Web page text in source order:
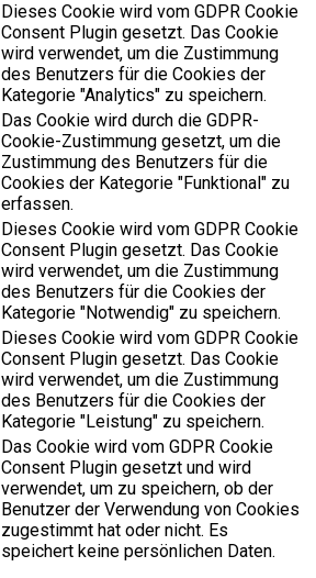
Dieses Cookie wird vom GDPR Cookie
Consent Plugin gesetzt. Das Cookie
wird verwendet, um die Zustimmung
des Benutzers für die Cookies der
Kategorie "Analytics" zu speichern.
Das Cookie wird durch die GDPR-
Cookie-Zustimmung gesetzt, um die
Zustimmung des Benutzers für die
Cookies der Kategorie "Funktional" zu
erfassen.
Dieses Cookie wird vom GDPR Cookie
Consent Plugin gesetzt. Das Cookie
wird verwendet, um die Zustimmung
des Benutzers für die Cookies der
Kategorie "Notwendig" zu speichern.
Dieses Cookie wird vom GDPR Cookie
Consent Plugin gesetzt. Das Cookie
wird verwendet, um die Zustimmung
des Benutzers für die Cookies der
Kategorie "Leistung" zu speichern.
Das Cookie wird vom GDPR Cookie
Consent Plugin gesetzt und wird
verwendet, um zu speichern, ob der
Benutzer der Verwendung von Cookies
zugestimmt hat oder nicht. Es
speichert keine persönlichen Daten.